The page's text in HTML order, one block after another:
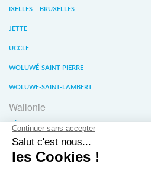
IXELLES – BRUXELLES
JETTE
UCCLE
WOLUWÉ-SAINT-PIERRE
WOLUWE-SAINT-LAMBERT
Wallonie
LIÈGE
WATERLOO
WAVRE